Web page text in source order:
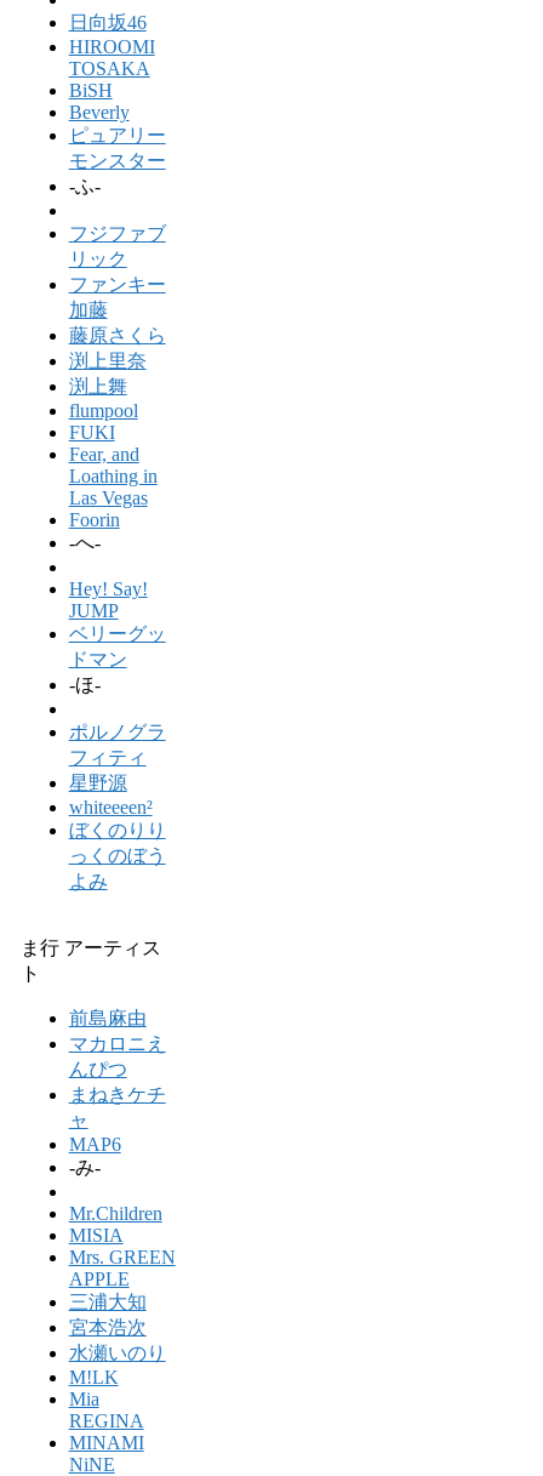
日向坂46
HIROOMI
TOSAKA
BiSH
Beverly
ピュアリー
モンスター
-ふ-
フジファブ
リック
ファンキー
加藤
藤原さくら
渕上里奈
渕上舞
flumpool
FUKI
Fear, and
Loathing in
Las Vegas
Foorin
-へ-
Hey! Say!
JUMP
ベリーグッ
ドマン
-ほ-
ポルノグラ
フィティ
星野源
whiteeeen²
ぼくのりり
っくのぼう
よみ
ま行 アーティス
ト
前島麻由
マカロニえ
んぴつ
まねきケチ
ャ
MAP6
-み-
Mr.Children
MISIA
Mrs. GREEN
APPLE
三浦大知
宮本浩次
水瀬いのり
M!LK
Mia
REGINA
MINAMI
NiNE